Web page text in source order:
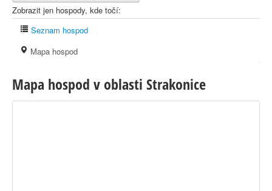
Zobrazit jen hospody, kde točí:
Seznam hospod
Mapa hospod
Mapa hospod v oblasti Strakonice